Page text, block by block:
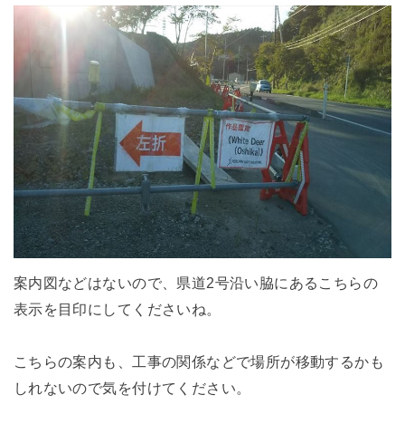
案内図などはないので、県道2号沿い脇にあるこちらの
表示を目印にしてくださいね。
こちらの案内も、工事の関係などで場所が移動するかも
しれないので気を付けてください。